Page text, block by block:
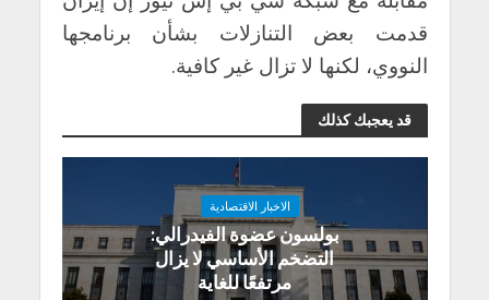
قدمت بعض التنازلات بشأن برنامجها
النووي، لكنها لا تزال غير كافية.
قد يعجبك كذلك
الاخبار الاقتصادية
بولسون عضوة الفيدرالي:
التضخم الأساسي لا يزال
مرتفعًا للغاية